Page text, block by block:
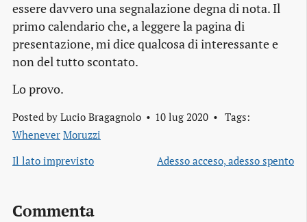
essere davvero una segnalazione degna di nota. Il
primo calendario che, a leggere la pagina di
presentazione, mi dice qualcosa di interessante e
non del tutto scontato.
Lo provo.
Posted by Lucio Bragagnolo 10 lug 2020
Tags:
Whenever Moruzzi
Il lato imprevisto
Adesso acceso, adesso spento
Commenta